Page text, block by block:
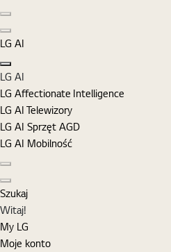
Następny slajd
LG AI
Zamknij
LG AI
LG Affectionate Intelligence
LG AI Telewizory
LG AI Sprzęt AGD
LG AI Mobilność
Następny slajd
Szukaj
MyLG
Witaj!
My LG
Moje konto